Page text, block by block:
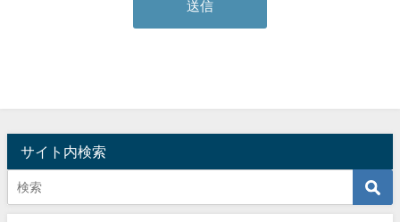
サイト内検索